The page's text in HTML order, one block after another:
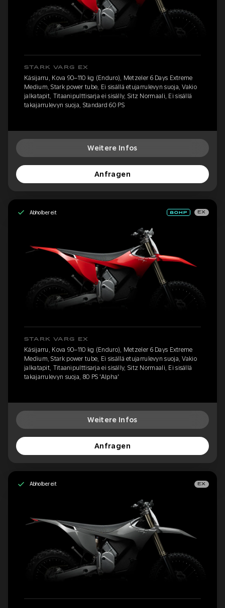
STARK VARG EX
Käsijarru, Kova 90–110 kg (Enduro), Metzeler 6 Days Extreme
Medium, Stark power tube, Ei sisällä etujarrulevyn suoja, Vakio
jalkatapit, Titaanipulttisarja ei sisälly, Sitz Normaali, Ei sisällä
takajarrulevyn suoja, Standard 60 PS
Weitere Infos
Anfragen
Abholbereit EX
STARK VARG EX
Käsijarru, Kova 90–110 kg (Enduro), Metzeler 6 Days Extreme
Medium, Stark power tube, Ei sisällä etujarrulevyn suoja, Vakio
jalkatapit, Titaanipulttisarja ei sisälly, Sitz Normaali, Ei sisällä
takajarrulevyn suoja, 80 PS 'Alpha'
Weitere Infos
Anfragen
Abholbereit EX